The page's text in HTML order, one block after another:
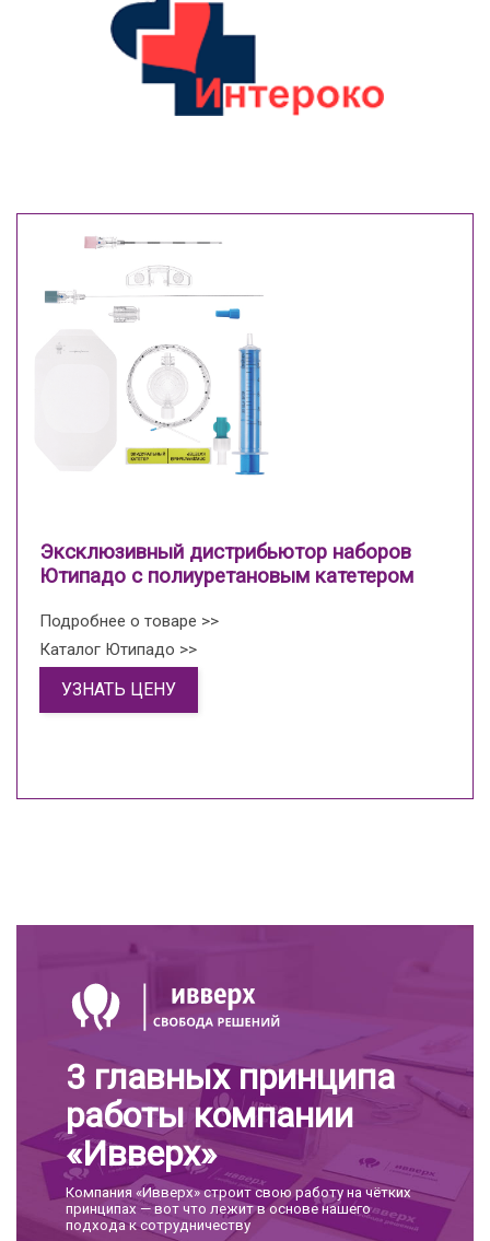
Эксклюзивный дистрибьютор наборов
Ютипадо с полиуретановым катетером
Подробнее о товаре >>
Каталог Ютипадо >>
УЗНАТЬ ЦЕНУ
3 главных принципа
работы компании
«Ивверх»
Компания «Ивверх» строит свою работу на чётких
принципах — вот что лежит в основе нашего
подхода к сотрудничеству